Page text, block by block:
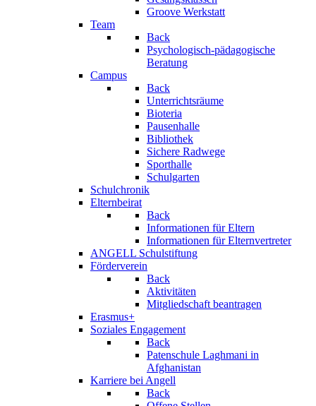
Groove Werkstatt
Team
Back
Psychologisch-pädagogische
Beratung
Campus
Back
Unterrichtsräume
Bioteria
Pausenhalle
Bibliothek
Sichere Radwege
Sporthalle
Schulgarten
Schulchronik
Elternbeirat
Back
Informationen für Eltern
Informationen für Elternvertreter
ANGELL Schulstiftung
Förderverein
Back
Aktivitäten
Mitgliedschaft beantragen
Erasmus+
Soziales Engagement
Back
Patenschule Laghmani in
Afghanistan
Karriere bei Angell
Back